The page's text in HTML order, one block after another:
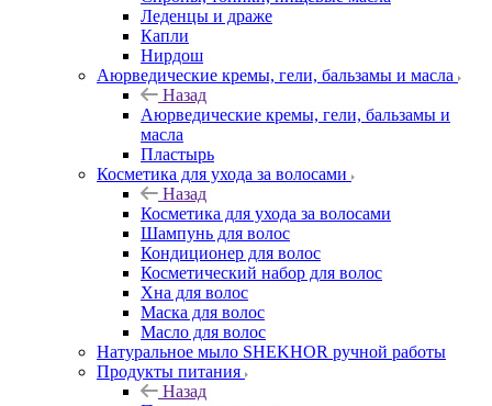
Леденцы и драже
Капли
Нирдош
Аюрведические кремы, гели, бальзамы и масла
Назад
Аюрведические кремы, гели, бальзамы и
масла
Пластырь
Косметика для ухода за волосами
Назад
Косметика для ухода за волосами
Шампунь для волос
Кондиционер для волос
Косметический набор для волос
Хна для волос
Маска для волос
Масло для волос
Натуральное мыло SHEKHOR ручной работы
Продукты питания
Назад